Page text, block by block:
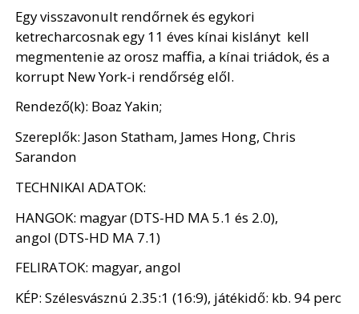
Egy visszavonult rendőrnek és egykori
ketrecharcosnak egy 11 éves kínai kislányt kell
megmentenie az orosz maffia, a kínai triádok, és a
korrupt New York-i rendőrség elől.
Rendező(k): Boaz Yakin;
Szereplők: Jason Statham, James Hong, Chris
Sarandon
TECHNIKAI ADATOK:
HANGOK: magyar (DTS-HD MA 5.1 és 2.0),
angol (DTS-HD MA 7.1)
FELIRATOK: magyar, angol
KÉP: Szélesvásznú 2.35:1 (16:9), játékidő: kb. 94 perc